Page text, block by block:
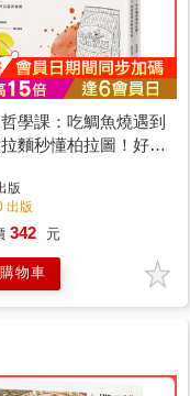
學課：吃鯛魚燒遇到
麵秒懂柏拉圖！好吃
里？原來哲學竟如此
版
出版
342 元
物車